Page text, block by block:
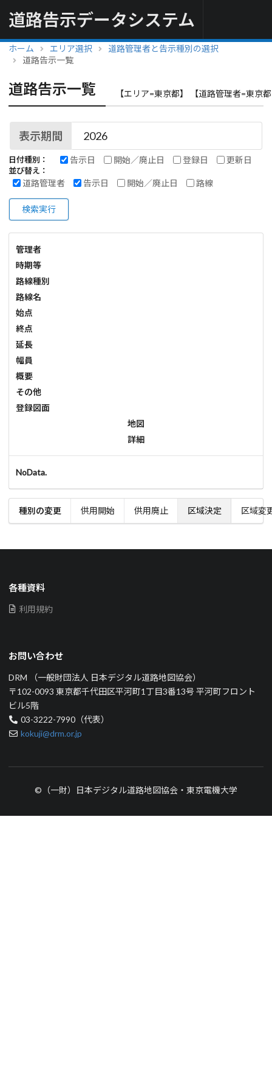
道路告示データシステム
ホーム エリア選択
道路管理者と告示種別の選択
道路告示一覧
道路告示一覧 【エリア=東京都】 【道路管理者=東京
表示期間
日付種別： 告示日 開始／廃止日 登録日 更新日
並び替え：
道路管理者 告示日 開始／廃止日 路線
検索実行
管理者
時期等
路線種別
路線名
始点
終点
延長
幅員
概要
その他
登録図面
地図
詳細
NoData.
種別の変更 供用開始 供用廃止 区域決定 区域変
各種資料
利用規約
お問い合わせ
DRM （一般財団法人 日本デジタル道路地図協会）
〒102-0093 東京都千代田区平河町1丁目3番13号 平河町フロント
ビル5階
03-3222-7990（代表）
kokuji@drm.or.jp
©（一財）日本デジタル道路地図協会・東京電機大学